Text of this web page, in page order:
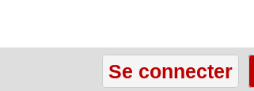
Se connecter